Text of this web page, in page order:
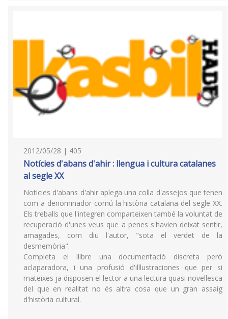
2012/05/28 | 405
Notícies d'abans d'ahir : llengua i cultura catalanes
al segle XX
Noticies d'abans d'ahir aplega una colla d'assejos que tenen
com a denominador comú la història catalana del segle XX.
Els treballs que l'integren comparteixen també la voluntat de
recuperació d'unes veus que a penes s'havien deixat sentir,
amagades, com diu l'autor, "sota el verdet de la
desmemòria".
Completa el llibre una documentació discreta però
aclaparadora, i una profusió d'illlustraciones que per si
mateixes ja disposen el lector a una lectura quasi novellesca
del que en realitat no és altra cosa que un gran assaig
d'història cultural.